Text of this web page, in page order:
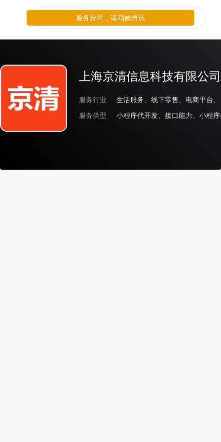
上海京清信息科技有限公司
服务行业
生活服务、线下零售、电商平台
服务类型
小程序代开发、接口能力、小程
服务异常，请稍候再试